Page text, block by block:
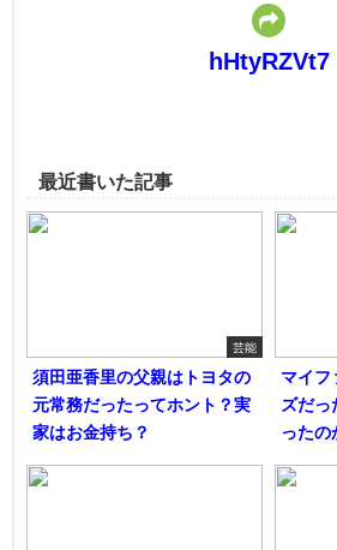
hHtyRZVt7
最近書いた記事
芸能
須田亜香里の父親はトヨタの
元常務だったってホント？実
家はお金持ち？
マイフ
ズだっ
ったの